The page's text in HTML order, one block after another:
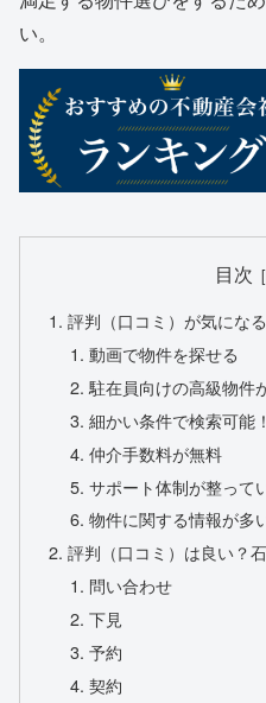
い。
目次
評判（口コミ）が気にな
動画で物件を探せる
駐在員向けの高級物件
細かい条件で検索可能！
仲介手数料が無料
サポート体制が整って
物件に関する情報が多
評判（口コミ）は良い？
問い合わせ
下見
予約
契約